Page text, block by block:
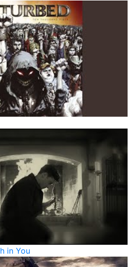
in You